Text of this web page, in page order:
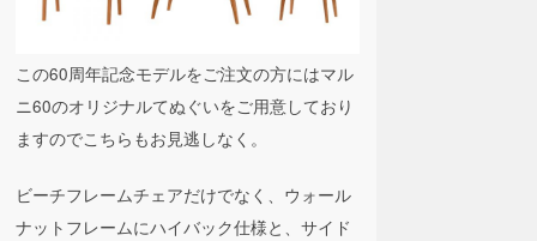
この60周年記念モデルをご注文の方にはマル
ニ60のオリジナルてぬぐいをご用意しており
ますのでこちらもお見逃しなく。
ビーチフレームチェアだけでなく、ウォール
ナットフレームにハイバック仕様と、サイド